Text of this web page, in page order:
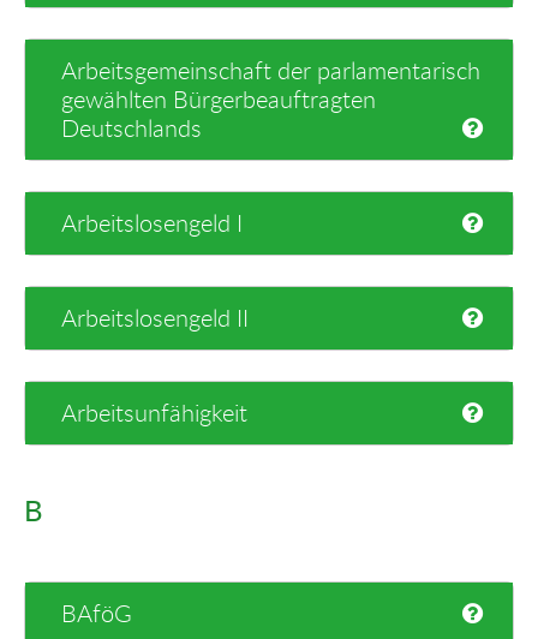
Arbeitsgemeinschaft der parlamentarisch
gewählten Bürgerbeauftragten
Deutschlands
Arbeitslosengeld I
Arbeitslosengeld II
Arbeitsunfähigkeit
B
BAföG